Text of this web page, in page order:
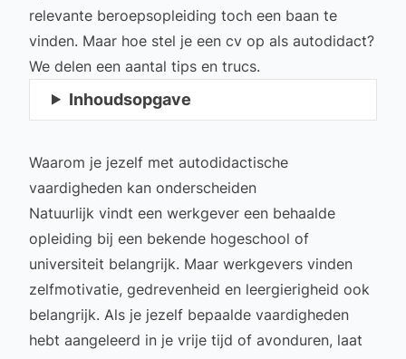
relevante beroepsopleiding toch een baan te
vinden. Maar hoe stel je een cv op als autodidact?
We delen een aantal tips en trucs.
Inhoudsopgave
Waarom je jezelf met autodidactische
vaardigheden kan onderscheiden
Natuurlijk vindt een werkgever een behaalde
opleiding bij een bekende hogeschool of
universiteit belangrijk. Maar werkgevers vinden
zelfmotivatie, gedrevenheid en leergierigheid ook
belangrijk. Als je jezelf bepaalde vaardigheden
hebt aangeleerd in je vrije tijd of avonduren, laat